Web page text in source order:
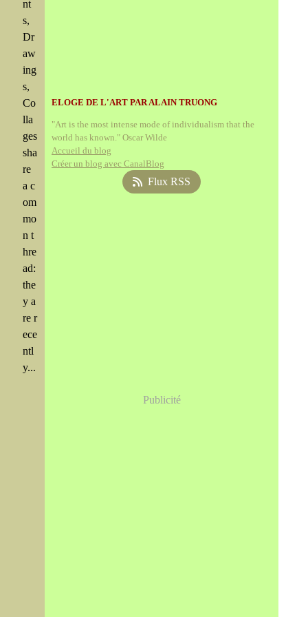
nt
s,
Dr
aw
ing
s,
Co
lla
ges
sha
re
a c
om
mo
n t
hre
ad:
the
y a
re r
ece
ntl
y...
ELOGE DE L'ART PAR ALAIN TRUONG
"Art is the most intense mode of individualism that the
world has known." Oscar Wilde
Accueil du blog
Créer un blog avec CanalBlog
Flux RSS
Publicité